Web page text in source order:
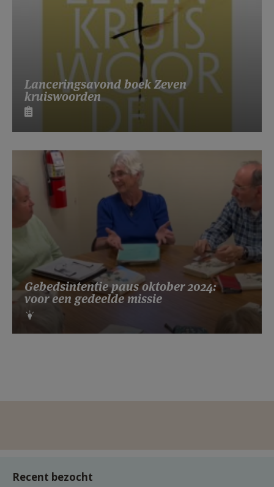
Lanceringsavond boek Zeven
kruiswoorden
Gebedsintentie paus oktober 2024:
voor een gedeelde missie
Recent bezocht